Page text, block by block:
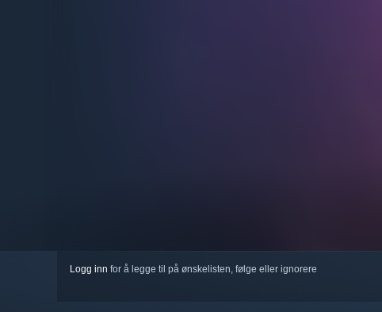
Logg inn for å legge til på ønskelisten, følge eller ignorere